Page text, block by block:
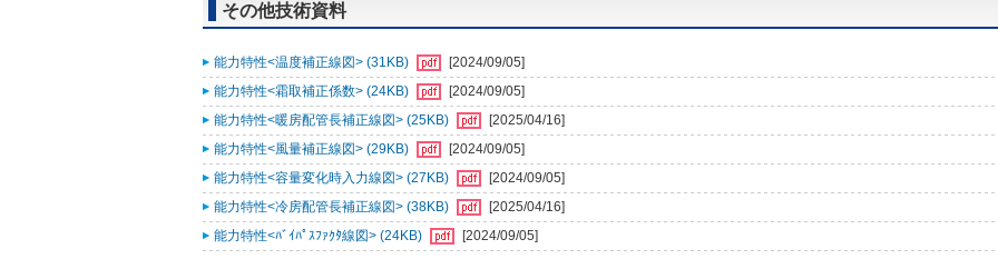
その他技術資料
能力特性<温度補正線図> (31KB)
[2024/09/05]
能力特性<霜取補正係数> (24KB)
[2024/09/05]
能力特性<暖房配管長補正線図> (25KB)
[2025/04/16]
能力特性<風量補正線図> (29KB)
[2024/09/05]
能力特性<容量変化時入力線図> (27KB)
[2024/09/05]
能力特性<冷房配管長補正線図> (38KB)
[2025/04/16]
能力特性<ﾊﾞｲﾊﾟｽﾌｧｸﾀ線図> (24KB)
[2024/09/05]